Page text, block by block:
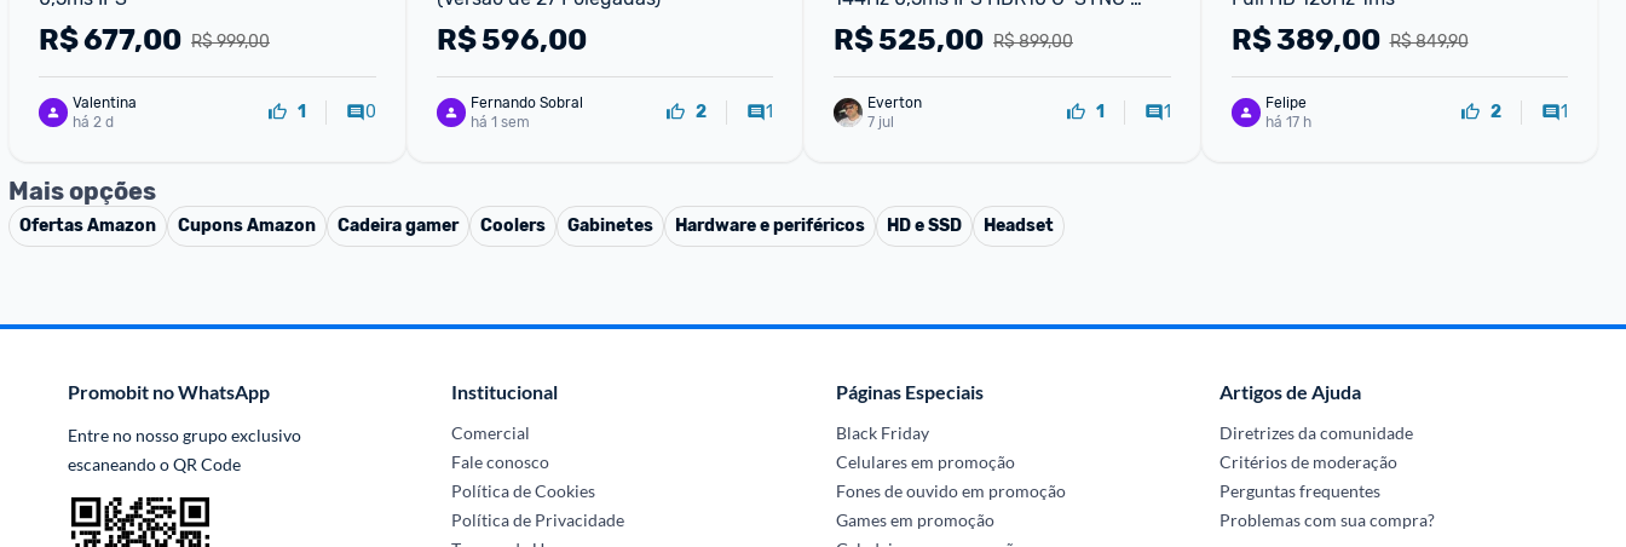
R$ 999,00
R$677,00
Valentina
há 2 d
1 0
R$596,00
Fernando Sobral
há 1 sem
2 1
24G50F
R$ 899,00
R$525,00
Everton
7 jul
1 1
R$ 849,90
R$389,00
Felipe
há 17 h
2 1
Mais opções
OfertasAmazon CuponsAmazon Cadeira gamer Coolers Gabinetes Hardware e periféricos HD e SSD Headset
Promobit no WhatsApp
Entre no nosso grupo exclusivo
escaneando o QR Code
Institucional
Comercial
Fale conosco
Política de Cookies
Política de Privacidade
Páginas Especiais
Black Friday
Celulares em promoção
Fones de ouvido em promoção
Games em promoção
Artigos de Ajuda
Diretrizes da comunidade
Critérios de moderação
Perguntas frequentes
Problemas com sua compra?